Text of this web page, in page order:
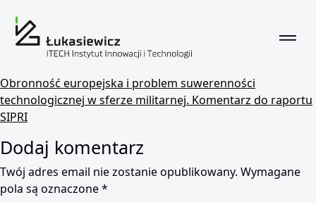
Obronność europejska i
Autor:
malgorzataozimska
Brak komentarzy
Obronność europejska i problem suwerenności
technologicznej w sferze militarnej. Komentarz do raportu
SIPRI
Dodaj komentarz
Twój adres email nie zostanie opublikowany. Wymagane
pola są oznaczone*